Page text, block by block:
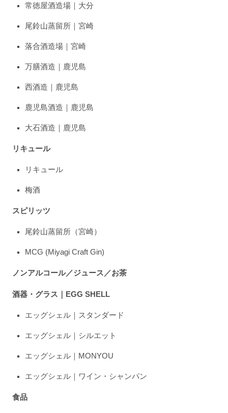
常徳屋酒造場｜大分
尾鈴山蒸留所｜宮崎
落合酒造場｜宮崎
万膳酒造｜鹿児島
西酒造｜鹿児島
鹿児島酒造｜鹿児島
大石酒造｜鹿児島
リキュール
リキュール
梅酒
スピリッツ
尾鈴山蒸留所（宮崎）
MCG (Miyagi Craft Gin)
ノンアルコール／ジュース／お茶
酒器・グラス｜EGG SHELL
エッグシェル｜スタンダード
エッグシェル｜シルエット
エッグシェル｜MONYOU
エッグシェル｜ワイン・シャンパン
食品